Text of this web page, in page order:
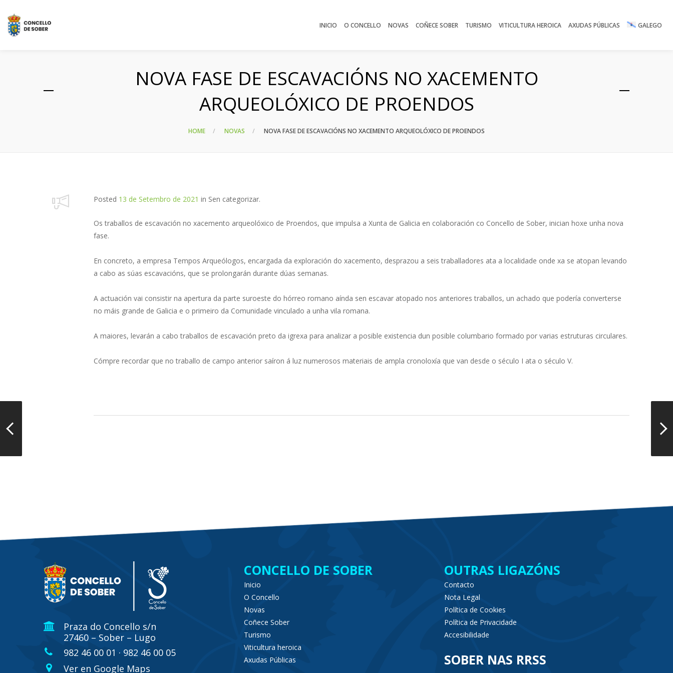
INICIO O CONCELLO NOVAS COÑECE SOBER TURISMO VITICULTURA HEROICA AXUDAS PÚBLICAS GALEGO
NOVA FASE DE ESCAVACIÓNS NO XACEMENTO
ARQUEOLÓXICO DE PROENDOS
HOME NOVAS NOVA FASE DE ESCAVACIÓNS NO XACEMENTO ARQUEOLÓXICO DE PROENDOS
Posted 13 de Setembro de 2021 in Sen categorizar.
Os traballos de escavación no xacemento arqueolóxico de Proendos, que impulsa a Xunta de Galicia en colaboración co Concello de Sober, inician hoxe unha nova
fase.
En concreto, a empresa Tempos Arqueólogos, encargada da exploración do xacemento, desprazou a seis traballadores ata a localidade onde xa se atopan levando
a cabo as súas escavacións, que se prolongarán durante dúas semanas.
A actuación vai consistir na apertura da parte suroeste do hórreo romano aínda sen escavar atopado nos anteriores traballos, un achado que podería converterse
no máis grande de Galicia e o primeiro da Comunidade vinculado a unha vila romana.
A maiores, levarán a cabo traballos de escavación preto da igrexa para analizar a posible existencia dun posible columbario formado por varias estruturas circulares.
Cómpre recordar que no traballo de campo anterior saíron á luz numerosos materiais de ampla cronoloxía que van desde o século I ata o século V.
Praza do Concello s/n
27460 – Sober – Lugo
982 46 00 01 · 982 46 00 05
Ver en Google Maps
CONCELLO DE SOBER
Inicio
O Concello
Novas
Coñece Sober
Turismo
Viticultura heroica
Axudas Públicas
OUTRAS LIGAZÓNS
Contacto
Nota Legal
Política de Cookies
Política de Privacidade
Accesibilidade
SOBER NAS RRSS